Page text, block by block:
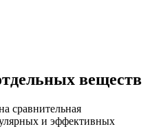
веществ
сравнительная
и эффективных